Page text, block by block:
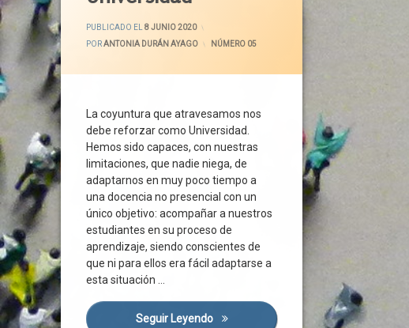
PUBLICADO EL8 JUNIO 2020
PORANTONIA DURÁN AYAGO CATEGORÍAS:
NÚMERO 05
La coyuntura que atravesamos nos
debe reforzar como Universidad.
Hemos sido capaces, con nuestras
limitaciones, que nadie niega, de
adaptarnos en muy poco tiempo a
una docencia no presencial con un
único objetivo: acompañar a nuestros
estudiantes en su proceso de
aprendizaje, siendo conscientes de
que ni para ellos era fácil adaptarse a
esta situación …
Seguir Leyendo El Compromiso Social De La Universidad
Compromiso Social
Consumo Responsable
Dependencia
Derechos
Derechos Humanos
Discapacidad
Docencia
Enseñanza
FEMP
Futuro
Internet